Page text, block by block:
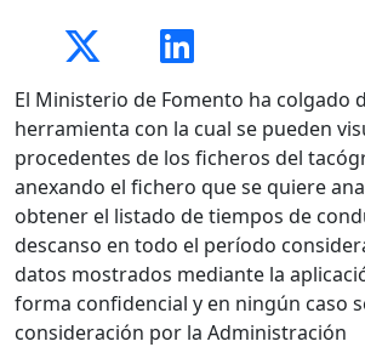
El Ministerio de Fomento ha colgado
herramienta con la cual se pueden
procedentes de los ficheros del
anexando el fichero que se quiere
obtener el listado de tiempos de
descanso en todo el período
datos mostrados mediante la
forma confidencial y en ningún caso
consideración por la Administración